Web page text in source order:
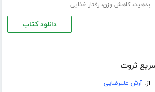
بدهید،کاهش وزن،رفتار غذایی
دانلود کتاب
ثروت
از:آرش علیرضایی